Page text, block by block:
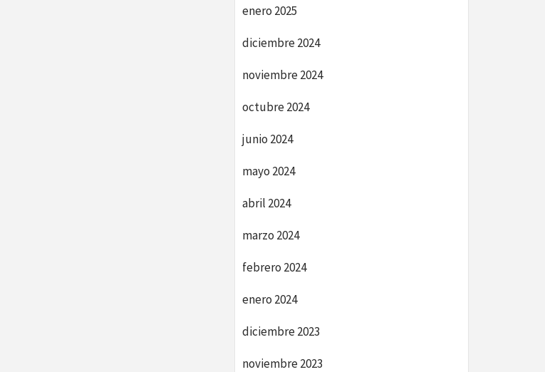
enero 2025
diciembre 2024
noviembre 2024
octubre 2024
junio 2024
mayo 2024
abril 2024
marzo 2024
febrero 2024
enero 2024
diciembre 2023
noviembre 2023